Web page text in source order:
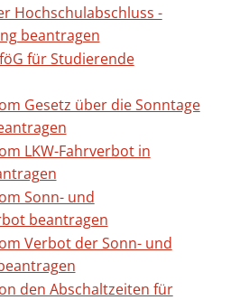
Hochschulabschluss -
beantragen
für Studierende
Gesetz über die Sonntage
LKW-Fahrverbot in
Sonn- und
beantragen
Verbot der Sonn- und
den Abschaltzeiten für